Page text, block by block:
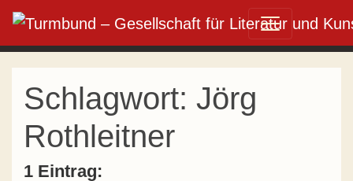
Hauptnavigation
Schlagwort: Jörg
Rothleitner
1 Eintrag: